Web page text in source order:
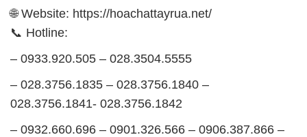
🌐 Website: https://hoachattayrua.net/
📞 Hotline:
– 0933.920.505 – 028.3504.5555
– 028.3756.1835 – 028.3756.1840 –
028.3756.1841- 028.3756.1842
– 0932.660.696 – 0901.326.566 – 0906.387.866 –